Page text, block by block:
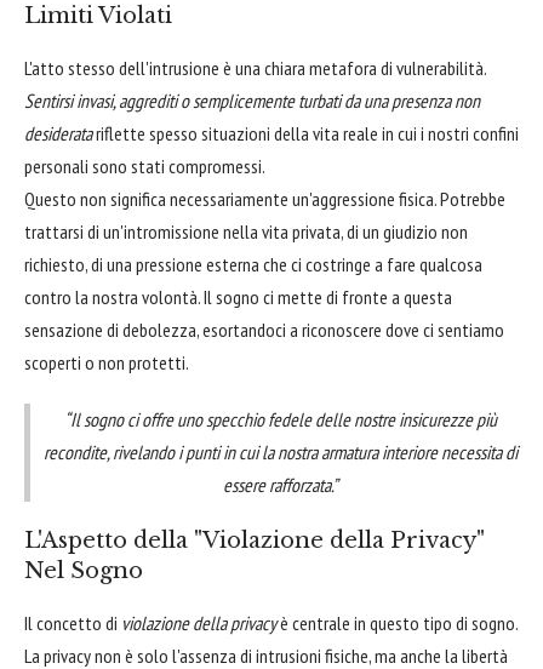
Limiti Violati
L'atto stesso dell'intrusione è una chiara metafora di vulnerabilità.
Sentirsi invasi, aggrediti o semplicemente turbati da una presenza non
desideratariflette spesso situazioni della vita reale in cui i nostri confini
personali sono stati compromessi.
Questo non significa necessariamente un'aggressione fisica. Potrebbe
trattarsi di un'intromissione nella vita privata, di un giudizio non
richiesto, di una pressione esterna che ci costringe a fare qualcosa
contro la nostra volontà. Il sogno ci mette di fronte a questa
sensazione di debolezza, esortandoci a riconoscere dove ci sentiamo
scoperti o non protetti.
“Il sogno ci offre uno specchio fedele delle nostre insicurezze più
recondite, rivelando i punti in cui la nostra armatura interiore necessita di
essere rafforzata.”
L'Aspetto della "Violazione della Privacy"
Nel Sogno
Il concetto di violazione della privacyè centrale in questo tipo di sogno.
La privacy non è solo l'assenza di intrusioni fisiche, ma anche la libertà